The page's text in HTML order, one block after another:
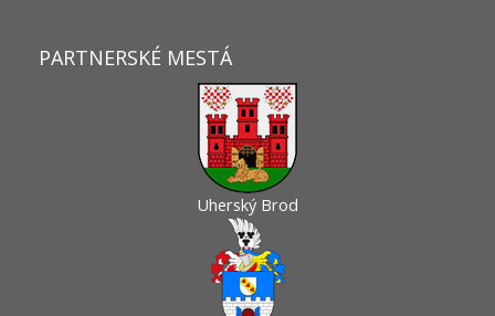
PARTNERSKÉ MESTÁ
Uherský Brod